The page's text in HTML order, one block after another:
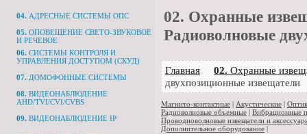
04. АДРЕСНЫЕ СИСТЕМЫ ОПС
05. ОПОВЕЩЕНИЕ СВЕТО-ЗВУКОВОЕ
И РЕЧЕВОЕ
06. СИСТЕМЫ КОНТРОЛЯ И
УПРАВЛЕНИЯ ДОСТУПОМ (СКУД)
07. ДОМОФОННЫЕ СИСТЕМЫ
08. ВИДЕОНАБЛЮДЕНИЕ
AHD/TVI/CVI/CVBS
09. ВИДЕОНАБЛЮДЕНИЕ IP
02. Охранные
Радиоволновые
Главная 02. Охранные
двухпозиционные извещатели
Магнито-контактные Акустические
Радиоволновые объемные
Вибрационные
Проводноволновые извещатели и
Дополнительное оборудование